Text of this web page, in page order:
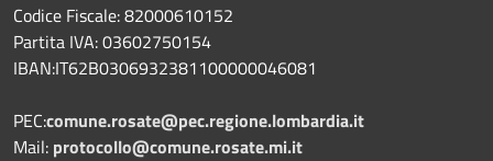
Codice Fiscale: 82000610152
Partita IVA: 03602750154
IBAN:IT62B0306932381100000046081
PEC:comune.rosate@pec.regione.lombardia.it
Mail: protocollo@comune.rosate.mi.it